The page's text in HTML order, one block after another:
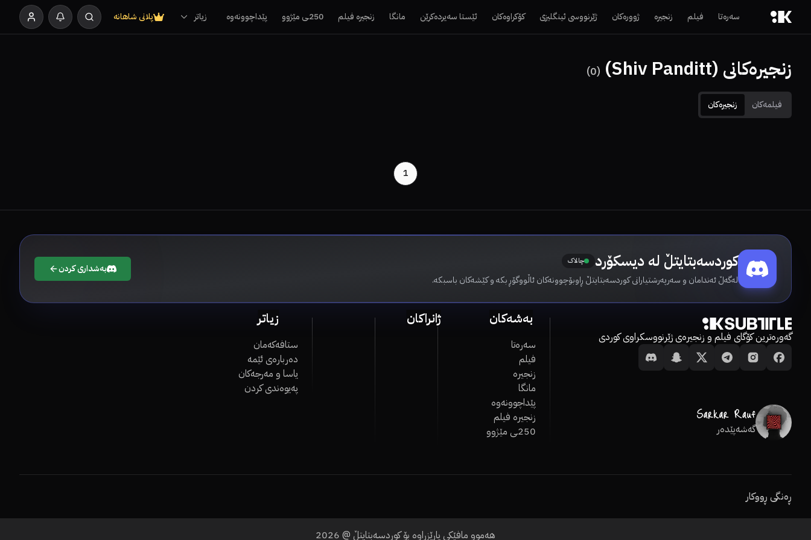
سەرەتا فیلم زنجیرە ژوورەکان ژێرنووسی ئینگلیزی کۆکراوەکان ئێستا سەیردەکرێن مانگا زنجیرە فیلم 250ـی مێژوو پێداچوونەوە زیاتر پلانی شاهانە
زنجیرەکانی (Shiv Panditt) (
0
)
فیلمەکان زنجیرەکان
1
کوردسەبتایتڵ لە دیسکۆرد چالاک
لەگەڵ ئەندامان و سەرپەرشتیارانی کوردسەبتایتڵ ڕاوبۆچوونەکان ئاڵووگۆڕ بکە و کێشەکان باسبکە.
بەشداری کردن
گەورەترین کۆگای فیلم و زنجیرەی ژێرنووسکراوی کوردی
گەشەپێدەر
بەشەکان
سەرەتا
فیلم
زنجیرە
مانگا
پێداچوونەوە
زنجیرە فیلم
250ـی مێژوو
ژانراکان زیاتر
ستافەکەمان
دەربارەی ئێمە
یاسا و مەرجەکان
پەیوەندی کردن
ڕەنگی ڕووکار
هەموو مافێکی پارێزراوە بۆ کوردسەبتایتڵ @ 2026